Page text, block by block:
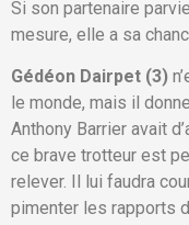
Si son partenaire
mesure, elle a sa
Gédéon Dairpet (3)
le monde, mais il
Anthony Barrier avait
ce brave trotteur est
relever. Il lui faudra
pimenter les rapports